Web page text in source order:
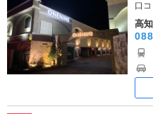
口
高